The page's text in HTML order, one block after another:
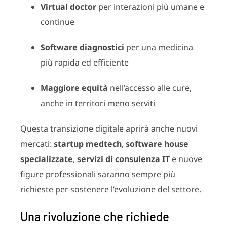
Virtual doctorper interazioni più umane e
continue
Software diagnostici per una medicina
più rapida ed efficiente
Maggiore equità nell’accesso alle cure,
anche in territori meno serviti
Questa transizione digitale aprirà anche nuovi
mercati: startup medtech, software house
specializzate, servizi di consulenza ITe nuove
figure professionali saranno sempre più
richieste per sostenere l’evoluzione del settore.
Una rivoluzione che richiede